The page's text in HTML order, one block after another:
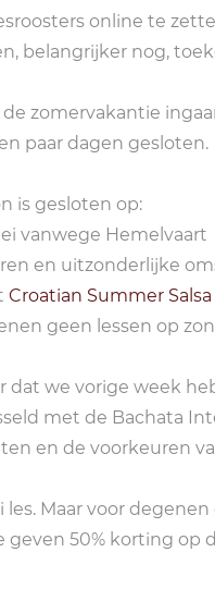
online te
belangrijker nog,
zomervakantie
paar dagen gesloten.
is gesloten op:
vanwege Hemelvaart
en uitzonderlijke
Croatian Summer Salsa
geen lessen op
we vorige week
met de Bachata
en de voorkeuren
Maar voor
50% korting op